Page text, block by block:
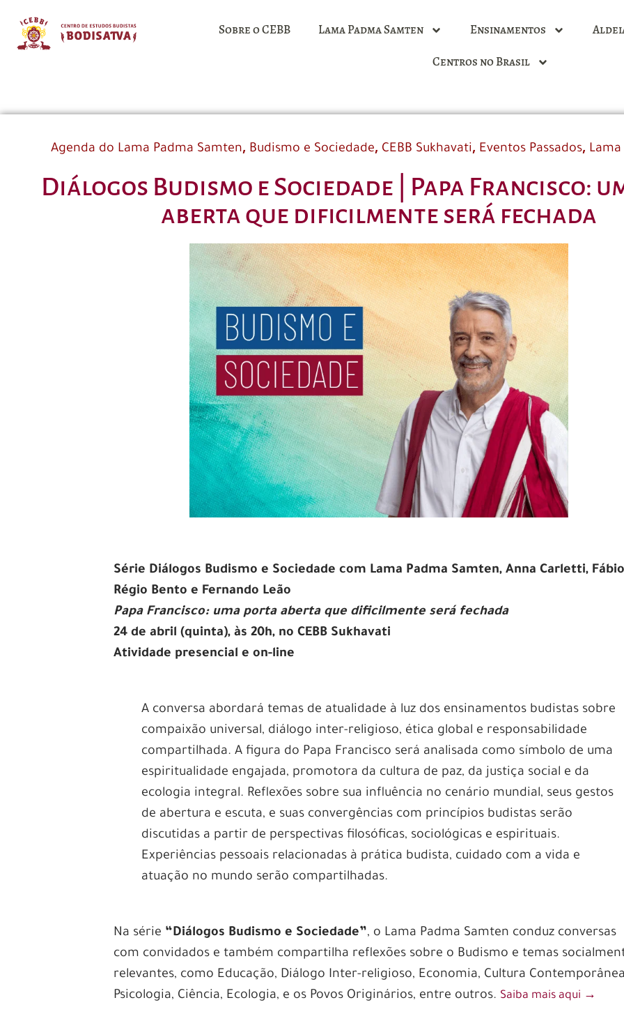
Sobre o CEBB Lama Padma Samten Ensinamentos
Centros no Brasil
Agenda do Lama Padma Samten, Budismo e Sociedade, CEBB Sukhavati, Eventos Passados,
Diálogos Budismo e Sociedade | Papa Francisco:
aberta que dificilmente será fechada
Série Diálogos Budismo e Sociedade com Lama Padma Samten, Anna Carletti,
Régio Bento e Fernando Leão
Papa Francisco: uma porta aberta que dificilmente será fechada
24 de abril (quinta), às 20h, no CEBB Sukhavati
Atividade presencial e on-line
A conversa abordará temas de atualidade à luz dos ensinamentos budistas sobre
compaixão universal, diálogo inter-religioso, ética global e responsabilidade
compartilhada. A figura do Papa Francisco será analisada como símbolo de uma
espiritualidade engajada, promotora da cultura de paz, da justiça social e da
ecologia integral. Reflexões sobre sua influência no cenário mundial, seus gestos
de abertura e escuta, e suas convergências com princípios budistas serão
discutidas a partir de perspectivas filosóficas, sociológicas e espirituais.
Experiências pessoais relacionadas à prática budista, cuidado com a vida e
atuação no mundo serão compartilhadas.
Na série “Diálogos Budismo e Sociedade”, o Lama Padma Samten conduz conversas
com convidados e também compartilha reflexões sobre o Budismo e temas
relevantes, como Educação, Diálogo Inter-religioso, Economia, Cultura
Psicologia, Ciência, Ecologia, e os Povos Originários, entre outros. Saiba mais aqui ‭→